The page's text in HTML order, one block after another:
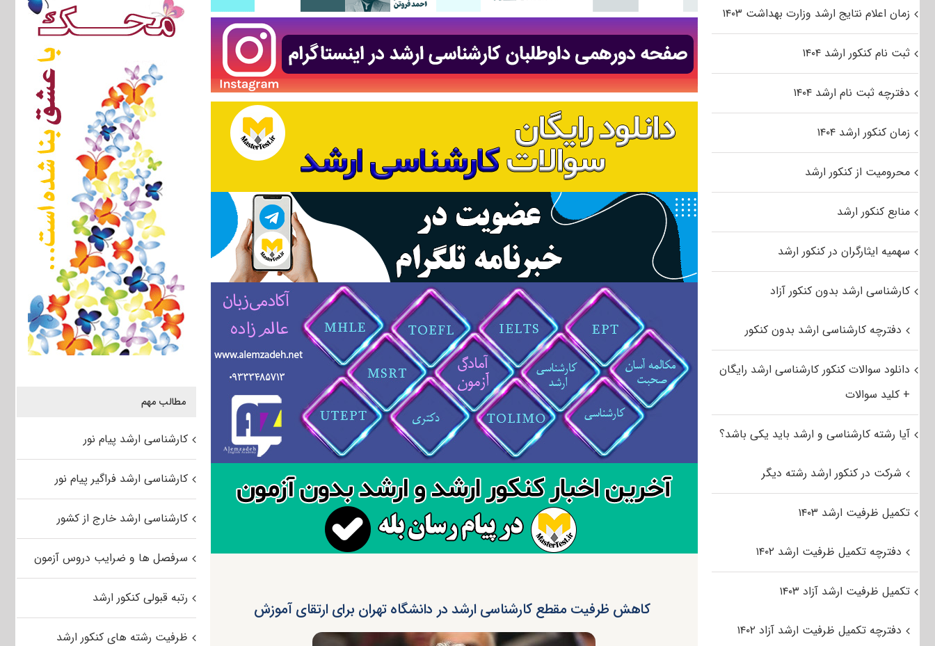
کاهش ظرفیت مقطع کارشناسی ارشد در دانشگاه تهران برای ارتقای آموزش
مطالب مهم
کارشناسی ارشد پیام نور
کارشناسی ارشد فراگیر پیام نور
کارشناسی ارشد خارج از کشور
سرفصل ها و ضرایب دروس آزمون
رتبه قبولی کنکور ارشد
ظرفیت رشته های کنکور ارشد
زمان اعلام نتایج ارشد وزارت بهداشت ۱۴۰۳
ثبت نام کنکور ارشد ۱۴۰۴
دفترچه ثبت نام ارشد ۱۴۰۴
زمان کنکور ارشد ۱۴۰۴
محرومیت از کنکور ارشد
منابع کنکور ارشد
سهمیه ایثارگران در کنکور ارشد
کارشناسی ارشد بدون کنکور آزاد
دفترچه کارشناسی ارشد بدون کنکور
دانلود سوالات کنکور کارشناسی ارشد رایگان
+ کلید سوالات
آیا رشته کارشناسی و ارشد باید یکی باشد؟
شرکت در کنکور ارشد رشته دیگر
تکمیل ظرفیت ارشد ۱۴۰۳
دفترچه تکمیل ظرفیت ارشد ۱۴۰۲
تکمیل ظرفیت ارشد آزاد ۱۴۰۳
دفترچه تکمیل ظرفیت ارشد آزاد ۱۴۰۲